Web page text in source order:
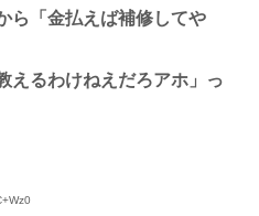
ら「金払えば補修してや
えるわけねえだろアホ」っ